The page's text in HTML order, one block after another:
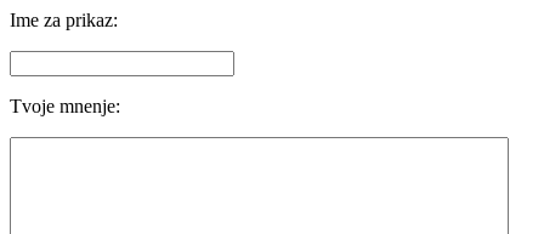
Ime za prikaz:
Tvoje mnenje: